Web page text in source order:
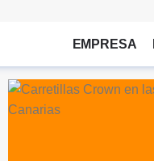
EMPRESA